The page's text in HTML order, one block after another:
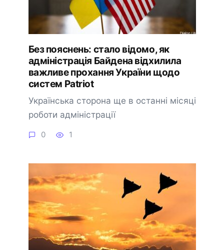
Без пояснень: стало відомо, як
адміністрація Байдена відхилила
важливе прохання України щодо
систем Patriot
Українська сторона ще в останні місяці
роботи адміністрації
0 1